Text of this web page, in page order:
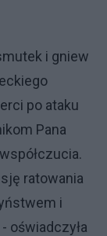
i gniew
po ataku
Pana
ratowania
i
oświadczyła